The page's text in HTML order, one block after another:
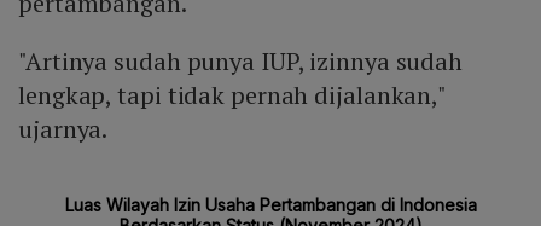
"Artinya sudah punya IUP, izinnya sudah
lengkap, tapi tidak pernah dijalankan,"
ujarnya.